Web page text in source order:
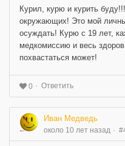
Курил, курю и курить
окружающих! Это мой
осуждать! Курю с 19 лет,
медкомиссию и весь
похвастаться может!
0 Ответить
Иван Медведь
около 10 лет назад